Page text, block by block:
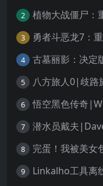
2
3
4
5 八方旅人0|歧
6 悟空黑色传奇
7 潜水员戴夫
8 完蛋！我被美
9 Linkalho工具离